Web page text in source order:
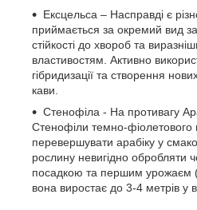
Ексцельса – Насправді є
приймається за окремий вид
стійкості до хвороб та
властивостям. Активно
гібридизації та створення
кави.
Стенофіла - На противагу
Стенофіли темно-
перевершувати арабіку у
рослину невигідно обробляти
посадкою та першим урожаєм
вона виростає до 3-4 метрів у